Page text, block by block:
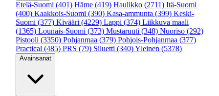
Etelä-Suomi (401) Häme (419) Haulikko (2711) Itä-Suomi
(400) Kaakkois-Suomi (390) Kasa-ammunta (399) Keski-
Suomi (377) Kivääri (4229) Lappi (374) Liikkuva maali
(1365) Lounais-Suomi (373) Mustaruuti (348) Nuoriso (292)
Pistooli (3350) Pohjanmaa (379) Pohjois-Pohjanmaa (377)
Practical (485) PRS (79) Siluetti (340)Yleinen (5378)
Avainsanat